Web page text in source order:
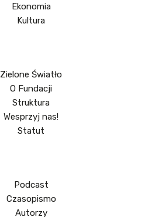
Ekonomia
Kultura
Zielone Światło
O Fundacji
Struktura
Wesprzyj nas!
Statut
Podcast
Czasopismo
Autorzy